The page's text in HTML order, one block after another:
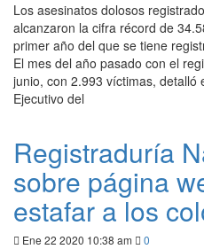
Los asesinatos dolosos
alcanzaron la cifra récord de
primer año del que se tiene
El mes del año pasado con el
junio, con 2.993 víctimas, detalló
Ejecutivo del
Registraduría
sobre página
estafar a los
Ene 22 2020 10:38 am 0